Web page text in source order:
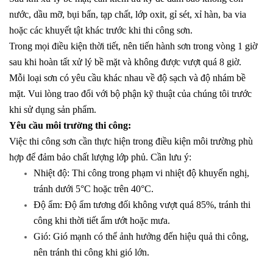
nước, dầu mỡ, bụi bẩn, tạp chất, lớp oxit, gỉ sét, xỉ hàn, ba via
hoặc các khuyết tật khác trước khi thi công sơn.
Trong mọi điều kiện thời tiết, nên tiến hành sơn trong vòng 1 giờ
sau khi hoàn tất xử lý bề mặt và không được vượt quá 8 giờ.
Mỗi loại sơn có yêu cầu khác nhau về độ sạch và độ nhám bề
mặt. Vui lòng trao đổi với bộ phận kỹ thuật của chúng tôi trước
khi sử dụng sản phẩm.
Yêu cầu môi trường thi công:
Việc thi công sơn cần thực hiện trong điều kiện môi trường phù
hợp để đảm bảo chất lượng lớp phủ. Cần lưu ý:
Nhiệt độ: Thi công trong phạm vi nhiệt độ khuyến nghị,
tránh dưới 5°C hoặc trên 40°C.
Độ ẩm: Độ ẩm tương đối không vượt quá 85%, tránh thi
công khi thời tiết ẩm ướt hoặc mưa.
Gió: Gió mạnh có thể ảnh hưởng đến hiệu quả thi công,
nên tránh thi công khi gió lớn.